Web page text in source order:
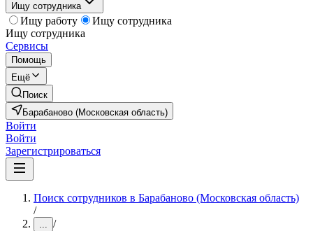
Ищу сотрудника
Ищу работу
Ищу сотрудника
Ищу сотрудника
Сервисы
Помощь
Ещё
Поиск
Барабаново (Московская область)
Войти
Войти
Зарегистрироваться
Поиск сотрудников в Барабаново (Московская область)
/
... /